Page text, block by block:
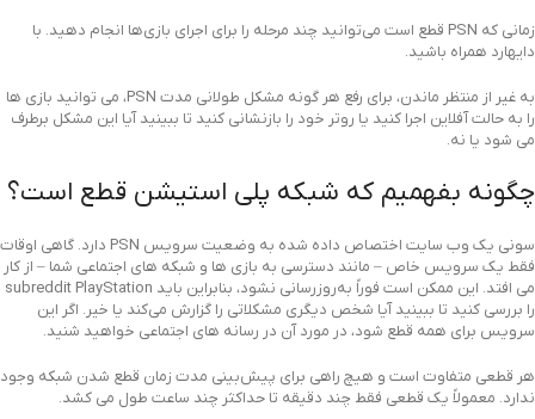
زمانی که PSN قطع است می‌توانید چند مرحله را برای اجرای بازی‌ها انجام دهید. با
دایهارد همراه باشید.
به غیر از منتظر ماندن، برای رفع هر گونه مشکل طولانی مدت PSN، می توانید بازی ها
را به حالت آفلاین اجرا کنید یا روتر خود را بازنشانی کنید تا ببینید آیا این مشکل برطرف
می شود یا نه.
چگونه بفهمیم که شبکه پلی استیشن قطع است؟
سونی یک وب سایت اختصاص داده شده به وضعیت سرویس PSN دارد. گاهی اوقات
فقط یک سرویس خاص – مانند دسترسی به بازی ها و شبکه های اجتماعی شما – از کار
می افتد. این ممکن است فوراً به‌روزرسانی نشود، بنابراین باید subreddit PlayStation
را بررسی کنید تا ببینید آیا شخص دیگری مشکلاتی را گزارش می‌کند یا خیر. اگر این
سرویس برای همه قطع شود، در مورد آن در رسانه های اجتماعی خواهید شنید.
هر قطعی متفاوت است و هیچ راهی برای پیش‌بینی مدت زمان قطع شدن شبکه وجود
ندارد. معمولاً یک قطعی فقط چند دقیقه تا حداکثر چند ساعت طول می کشد.